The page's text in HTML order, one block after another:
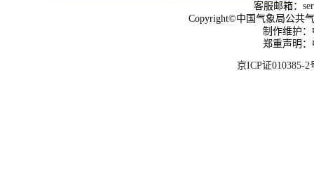
客服邮箱：
Copyright©中国气象局公共
制作维护
郑重声明
京ICP证010385-2